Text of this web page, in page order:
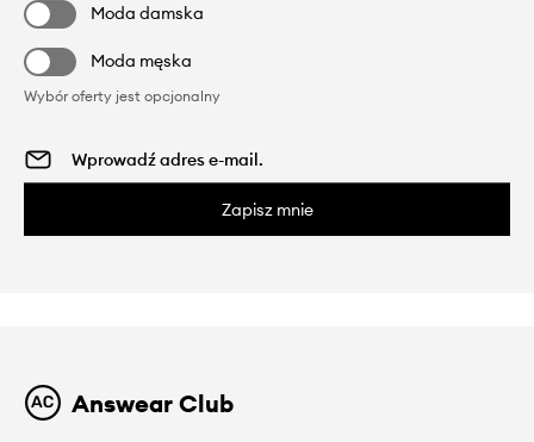
Moda damska
Moda męska
Wybór oferty jest opcjonalny
Zapisz mnie
Answear Club